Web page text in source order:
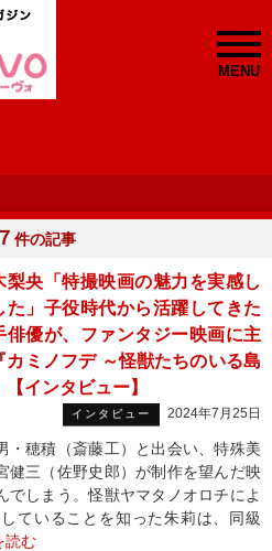
MENU
件の記事
梨央「特撮映画の魅力を実感し
た」子役時代から活躍してきた
俳優が、ファンタジー映画に主
カミノフデ ～怪獣たちのいる島
【インタビュー】
インタビュー 2024年7月25日
穂積（斎藤工）と出会い、特殊美
健三（佐野史郎）が制作を望んだ映
でしまう。怪獣ヤマタノオロチによ
ていることを知った朱莉は、同級
読む